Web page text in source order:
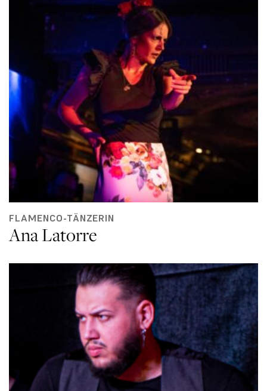
FLAMENCO-TÄNZERIN
Ana Latorre